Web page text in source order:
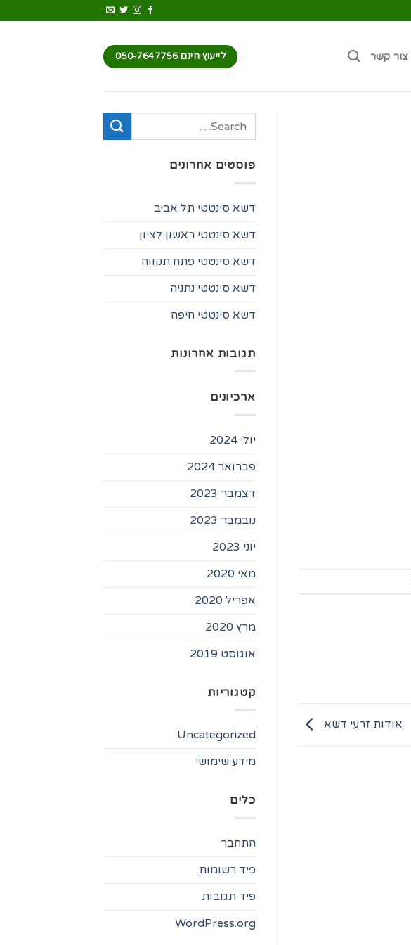
צור קשר לייעוץ חינם 050-7647756
אודות זרעי דשא
פוסטים אחרונים
דשא סינטטי תל אביב
דשא סינטטי ראשון לציון
דשא סינטטי פתח תקווה
דשא סינטטי נתניה
דשא סינטטי חיפה
תגובות אחרונות
ארכיונים
יולי 2024
פברואר 2024
דצמבר 2023
נובמבר 2023
יוני 2023
מאי 2020
אפריל 2020
מרץ 2020
אוגוסט 2019
קטגוריות
Uncategorized
מידע שימושי
כלים
התחבר
פיד רשומות
פיד תגובות
WordPress.org